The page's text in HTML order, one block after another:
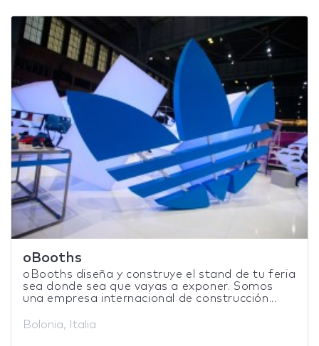
oBooths
oBooths diseña y construye el stand de tu feria
sea donde sea que vayas a exponer. Somos
una empresa internacional de construcción...
Bolonia, Italia